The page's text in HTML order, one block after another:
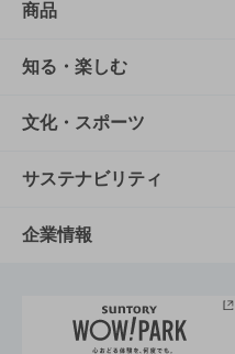
商品
商品TOP
商品一覧
商品発売情報
栄養成分一覧
知る・楽しむ
知る・楽しむTOP
キャンペーン
工場見学
地域情報
文化・スポーツ
文化・スポーツTOP
サントリーホール
サントリーサンバーズ大
サステナビリティ
サステナビリティTOP
サントリーが考えるサ
企業情報
企業概要